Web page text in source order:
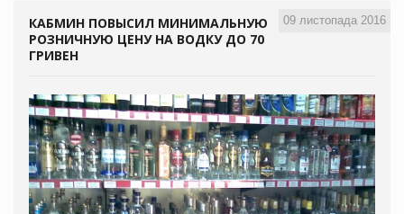
09 листопада 2016
КАБМИН ПОВЫСИЛ МИНИМАЛЬНУЮ
РОЗНИЧНУЮ ЦЕНУ НА ВОДКУ ДО 70
ГРИВЕН